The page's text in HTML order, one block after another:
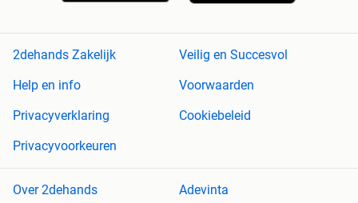
2dehands Zakelijk
Veilig en Succesvol
Help en info
Voorwaarden
Privacyverklaring
Cookiebeleid
Privacyvoorkeuren
Over 2dehands
Adevinta